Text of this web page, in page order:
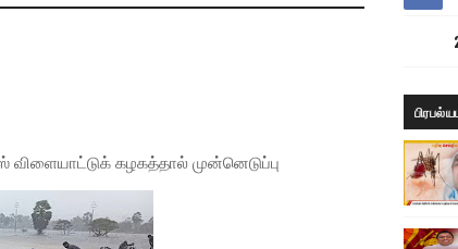
விளையாட்டுக் கழகத்தால் முன்னெடுப்பு